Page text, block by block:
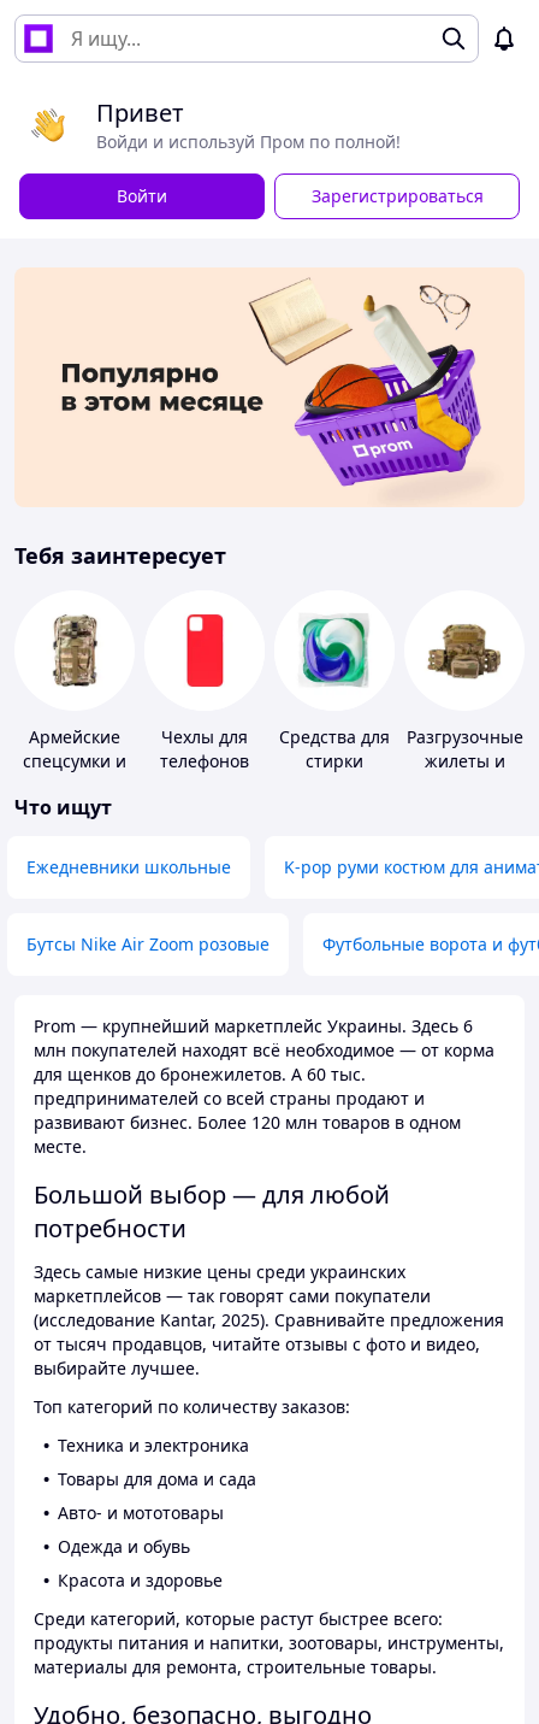
Привет
Войди и используй Пром по полной!
Войти Зарегистрироваться
Тебя заинтересует
Армейские
спецсумки и
Чехлы для
телефонов
Средства для
стирки
Разгрузочные
жилеты и
Что ищут
Ежедневники школьные K-pop руми костюм для
Бутсы Nike Air Zoom розовые Футбольные ворота и
Prom — крупнейший маркетплейс Украины. Здесь 6
млн покупателей находят всё необходимое — от корма
для щенков до бронежилетов. А 60 тыс.
предпринимателей со всей страны продают и
развивают бизнес. Более 120 млн товаров в одном
месте.
Большой выбор — для любой
потребности
Здесь самые низкие цены среди украинских
маркетплейсов — так говорят сами покупатели
(исследование Kantar, 2025). Сравнивайте предложения
от тысяч продавцов, читайте отзывы с фото и видео,
выбирайте лучшее.
Топ категорий по количеству заказов:
Техника и электроника
Товары для дома и сада
Авто- и мототовары
Одежда и обувь
Красота и здоровье
Среди категорий, которые растут быстрее всего:
продукты питания и напитки, зоотовары, инструменты,
материалы для ремонта, строительные товары.
Удобно, безопасно, выгодно